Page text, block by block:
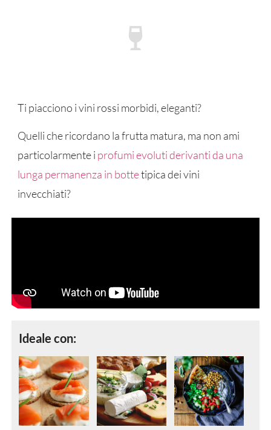
Ti piacciono i vini rossi morbidi, eleganti?
Quelli che ricordano la frutta matura, ma non ami
particolarmente i profumi evoluti derivanti da una
lunga permanenza in bottetipica dei vini
invecchiati?
Ideale con: